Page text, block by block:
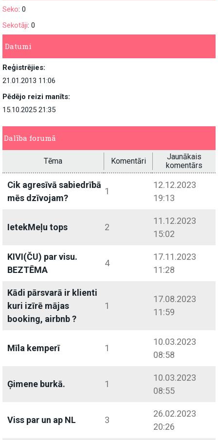
Seko: 0
Sekotāji: 0
Datumi
Reģistrējies:
21.01.2013 11:06
Pēdējo reizi manīts:
15.10.2025 21:35
Dalība forumā
Tēma Komentāri
Jaunākais
komentārs
Cik agresīvā sabiedrībā
mēs dzīvojam?
1
12.12.2023
19:13
IetekMeļu tops 2
11.12.2023
15:02
KIVI(ČU) par visu.
BEZTĒMA
4
17.11.2023
11:28
Kādi pārsvarā ir klienti
kuri izīrē mājas
booking, airbnb ?
1
17.08.2023
11:59
Mīla kemperī 1
10.03.2023
08:58
Ģimene burkā. 1
10.03.2023
08:55
Viss par un ap NL 3
26.02.2023
20:26